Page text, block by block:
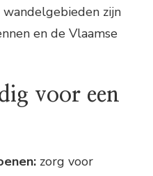
zijn
en de Vlaamse
voor een
zorg voor